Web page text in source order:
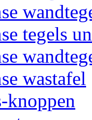
tegels
wastafel
knoppen